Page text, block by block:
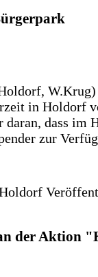
in Holdorf
dass im
zur
der Aktion